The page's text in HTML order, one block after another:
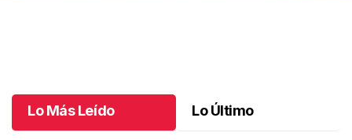
Lo Más Leído Lo Último